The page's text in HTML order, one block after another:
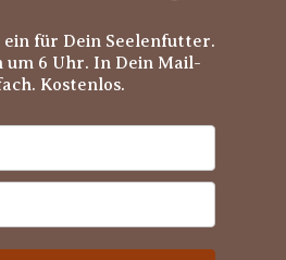
für Dein Seelenfutter.
um 6 Uhr. In Dein Mail-
Kostenlos.